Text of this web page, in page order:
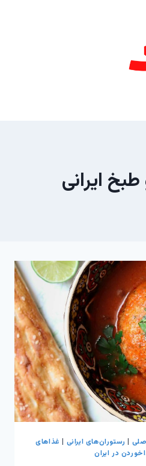
ایرانی
| رستوران‌های ایرانی | غذاهای
در ایران